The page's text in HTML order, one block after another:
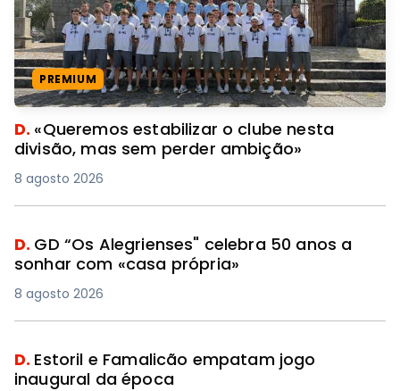
PREMIUM
D. «Queremos estabilizar o clube nesta
divisão, mas sem perder ambição»
8 agosto 2026
D. GD “Os Alegrienses" celebra 50 anos a
sonhar com «casa própria»
8 agosto 2026
D. Estoril e Famalicão empatam jogo
inaugural da época